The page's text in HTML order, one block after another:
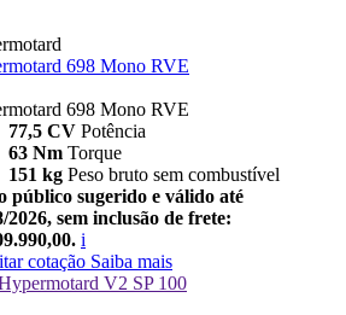
698 Mono RVE
698 Mono RVE
77,5 CV Potência
63 Nm Torque
151 kg Peso bruto sem combustível
público sugerido e válido até
2026, sem inclusão de frete:
i
cotação Saiba mais
V2 SP 100